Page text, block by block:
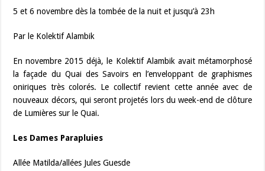
5 et 6 novembre dès la tombée de la nuit et jusqu’à 23h
Par le Kolektif Alambik
En novembre 2015 déjà, le Kolektif Alambik avait métamorphosé
la façade du Quai des Savoirs en l’enveloppant de graphismes
oniriques très colorés. Le collectif revient cette année avec de
nouveaux décors, qui seront projetés lors du week-end de clôture
de Lumières sur le Quai.
Les Dames Parapluies
Allée Matilda/allées Jules Guesde